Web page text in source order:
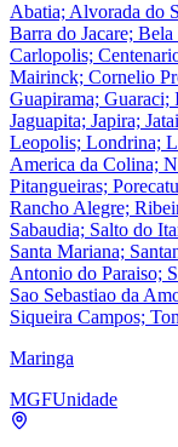
Abatia; Alvorada do
Barra do Jacare;
Carlopolis;
Mairinck; Cornelio
Guapirama; Guaraci;
Jaguapita; Japira;
Leopolis; Londrina;
America da Colina;
Pitangueiras;
Rancho Alegre;
Sabaudia; Salto do
Santa Mariana;
Antonio do Paraiso;
Sao Sebastiao da
Siqueira Campos;
Maringa
MGFUnidade